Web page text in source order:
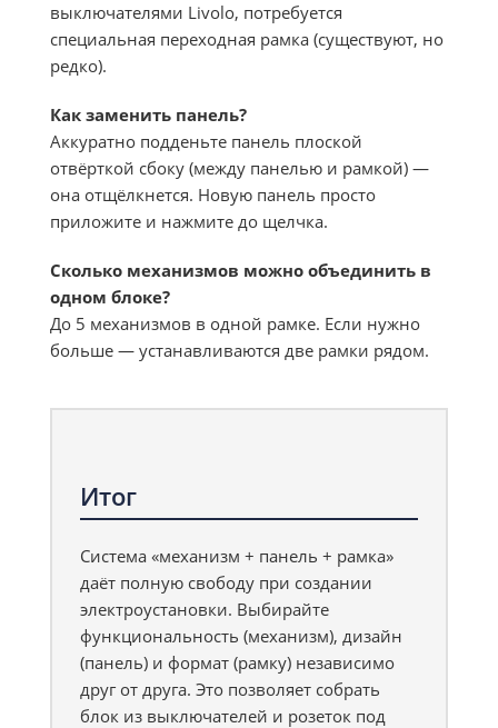
выключателями Livolo, потребуется
специальная переходная рамка (существуют, но
редко).
Как заменить панель?
Аккуратно подденьте панель плоской
отвёрткой сбоку (между панелью и рамкой) —
она отщёлкнется. Новую панель просто
приложите и нажмите до щелчка.
Сколько механизмов можно объединить в
одном блоке?
До 5 механизмов в одной рамке. Если нужно
больше — устанавливаются две рамки рядом.
Итог
Система «механизм + панель + рамка»
даёт полную свободу при создании
электроустановки. Выбирайте
функциональность (механизм), дизайн
(панель) и формат (рамку) независимо
друг от друга. Это позволяет собрать
блок из выключателей и розеток под